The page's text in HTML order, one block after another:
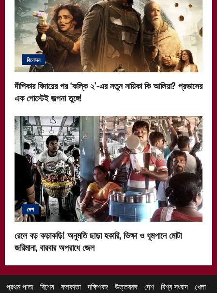
বিনোদন
দীপিকার বিদায়ের পর ‘কল্কি ২’-এর নতুন নায়িকা কি আলিয়া? প্রভাসের
এক পোস্টেই জল্পনা তুঙ্গে!
দেশ
রেলে বড় কড়াকড়ি! অনুমতি ছাড়া হকারি, ভিক্ষা ও ধূমপানে মোটা
জরিমানা, বারবার অপরাধে জেল
প্রথম পাতা বিশেষ কলকাতা দক্ষিণবঙ্গ উত্তরবঙ্গ দেশ বিশ্ব সংবাদ খেলা